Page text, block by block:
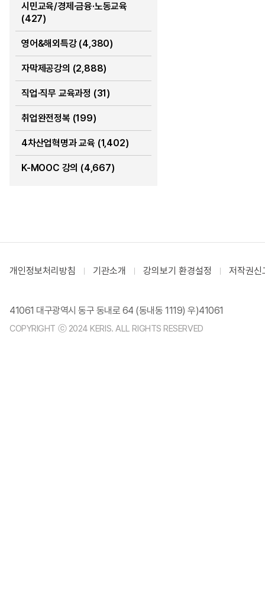
시민교육/경제·금융·노동교육
(427)
영어&해외특강 (4,380)
자막제공강의 (2,888)
직업·직무 교육과정 (31)
취업완전정복 (199)
4차산업혁명과 교육 (1,402)
K-MOOC 강의 (4,667)
개인정보처리방침 기관소개 강의보기 환경설정 저작권신
41061 대구광역시 동구 동내로 64 (동내동 1119) 우)41061
COPYRIGHT ⓒ 2024 KERIS. ALL RIGHTS RESERVED